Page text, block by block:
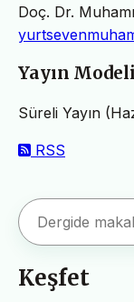
Doç. Dr.
Yayın Modeli
Süreli Yayın
RSS
Keşfet